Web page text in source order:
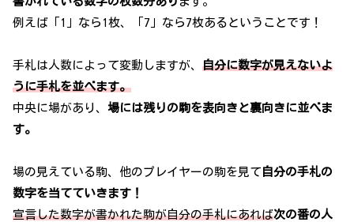
例えば「1」なら1枚、「7」なら7枚あるということです！
手札は人数によって変動しますが、 自分に数字が見えないよ
うに手札を並べます。
中央に場があり、 場には残りの駒を表向きと裏向きに並べま
す。
場の見えている駒、他のプレイヤーの駒を見て 自分の手札の
数字を当てていきます！
宣言した数字が書かれた駒が自分の手札にあれば次の番の人